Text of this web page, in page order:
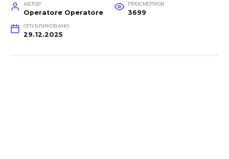
АВТОР
Operatore Operatore
ПРОСМОТРОВ
3699
ОПУБЛИКОВАНО
29.12.2025